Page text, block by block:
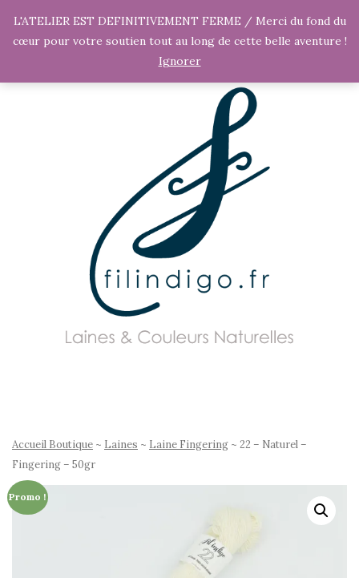
Accueil Boutique ~ Laines ~ Laine Fingering ~ 22 – Naturel –
Fingering – 50gr
Promo !
L'ATELIER EST DEFINITIVEMENT FERME / Merci du fond du
cœur pour votre soutien tout au long de cette belle aventure !
Ignorer